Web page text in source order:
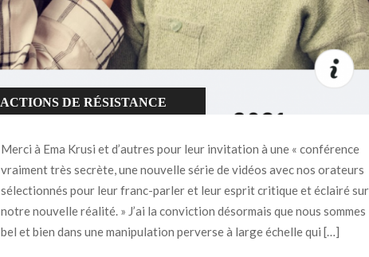
ACTIONS DE RÉSISTANCE
CONFINEMENT
CORRUPTION SYSTÉMIQUE
COVID-19
Merci à Ema Krusi et d’autres pour leur invitation à une « conférence
vraiment très secrète, une nouvelle série de vidéos avec nos orateurs
sélectionnés pour leur franc-parler et leur esprit critique et éclairé sur
notre nouvelle réalité. » J’ai la conviction désormais que nous sommes
bel et bien dans une manipulation perverse à large échelle qui […]